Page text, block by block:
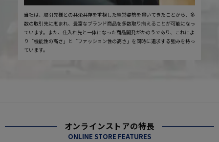
当社は、取引先様との共栄共存を重視した経営姿勢を貫いてきたことから、多
数の取引先に恵まれ、豊富なブランド商品を多数取り揃えることが可能になっ
ています。また、仕入れ先と一体になった商品開発がかのうであり、これによ
り「機能性の高さ」と「ファッション性の高さ」を同時に追求する強みを持っ
ています。
オンラインストアの特長
ONLINE STORE FEATURES